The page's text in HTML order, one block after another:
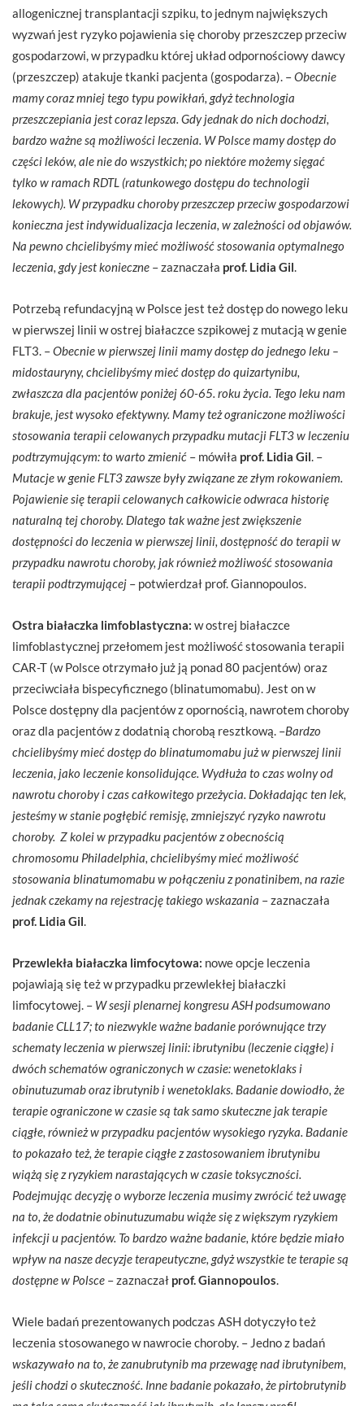
allogenicznej transplantacji szpiku, to jednym największych
wyzwań jest ryzyko pojawienia się choroby przeszczep przeciw
gospodarzowi, w przypadku której układ odpornościowy dawcy
(przeszczep) atakuje tkanki pacjenta (gospodarza). –Obecnie
mamy coraz mniej tego typu powikłań, gdyż technologia
przeszczepiania jest coraz lepsza. Gdy jednak do nich dochodzi,
bardzo ważne są możliwości leczenia. W Polsce mamy dostęp do
części leków, ale nie do wszystkich; po niektóre możemy sięgać
tylko w ramach RDTL (ratunkowego dostępu do technologii
lekowych). W przypadku choroby przeszczep przeciw gospodarzowi
konieczna jest indywidualizacja leczenia, w zależności od objawów.
Na pewno chcielibyśmy mieć możliwość stosowania optymalnego
leczenia, gdy jest konieczne – zaznaczała prof. Lidia Gil
Potrzebą refundacyjną w Polsce jest też dostęp do nowego leku
w pierwszej linii w ostrej białaczce szpikowej z mutacją w genie
FLT3. –Obecnie w pierwszej linii mamy dostęp do jednego leku –
midostauryny, chcielibyśmy mieć dostęp do quizartynibu,
zwłaszcza dla pacjentów poniżej 60-65. roku życia. Tego leku nam
brakuje, jest wysoko efektywny. Mamy też ograniczone możliwości
stosowania terapii celowanych przypadku mutacji FLT3 w leczeniu
podtrzymującym: to warto zmienić – mówiła prof. Lidia Gil . –
Mutacje w genie FLT3 zawsze były związane ze złym rokowaniem.
Pojawienie się terapii celowanych całkowicie odwraca historię
naturalną tej choroby. Dlatego tak ważne jest zwiększenie
dostępności do leczenia w pierwszej linii, dostępność do terapii w
przypadku nawrotu choroby, jak również możliwość stosowania
terapii podtrzymującej – potwierdzał prof. Giannopoulos.
Ostra białaczka limfoblastyczna: w ostrej białaczce
limfoblastycznej przełomem jest możliwość stosowania terapii
CAR-T (w Polsce otrzymało już ją ponad 80 pacjentów) oraz
przeciwciała bispecyficznego (blinatumomabu). Jest on w
Polsce dostępny dla pacjentów z opornością, nawrotem choroby
oraz dla pacjentów z dodatnią chorobą resztkową. –Bardzo
chcielibyśmy mieć dostęp do blinatumomabu już w pierwszej linii
leczenia, jako leczenie konsolidujące. Wydłuża to czas wolny od
nawrotu choroby i czas całkowitego przeżycia. Dokładając ten lek,
jesteśmy w stanie pogłębić remisję, zmniejszyć ryzyko nawrotu
choroby. Z kolei w przypadku pacjentów z obecnością
chromosomu Philadelphia, chcielibyśmy mieć możliwość
stosowania blinatumomabu w połączeniu z ponatinibem, na razie
jednak czekamy na rejestrację takiego wskazania – zaznaczała
prof. Lidia Gil
Przewlekła białaczka limfocytowa: nowe opcje leczenia
pojawiają się też w przypadku przewlekłej białaczki
limfocytowej. – W sesji plenarnej kongresu ASH podsumowano
badanie CLL17; to niezwykle ważne badanie porównujące trzy
schematy leczenia w pierwszej linii: ibrutynibu (leczenie ciągłe) i
dwóch schematów ograniczonych w czasie: wenetoklaks i
obinutuzumab oraz ibrutynib i wenetoklaks. Badanie dowiodło, że
terapie ograniczone w czasie są tak samo skuteczne jak terapie
ciągłe, również w przypadku pacjentów wysokiego ryzyka. Badanie
to pokazało też, że terapie ciągłe z zastosowaniem ibrutynibu
wiążą się z ryzykiem narastających w czasie toksyczności.
Podejmując decyzję o wyborze leczenia musimy zwrócić też uwagę
na to, że dodatnie obinutuzumabu wiąże się z większym ryzykiem
infekcji u pacjentów. To bardzo ważne badanie, które będzie miało
wpływ na nasze decyzje terapeutyczne, gdyż wszystkie te terapie są
dostępne w Polsce – zaznaczał prof. Giannopoulos
Wiele badań prezentowanych podczas ASH dotyczyło też
leczenia stosowanego w nawrocie choroby. – Jedno z badań
wskazywało na to, że zanubrutynib ma przewagę nad ibrutynibem,
jeśli chodzi o skuteczność. Inne badanie pokazało, że pirtobrutynib